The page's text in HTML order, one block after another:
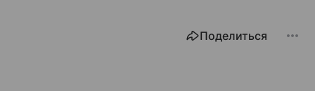
Поделиться